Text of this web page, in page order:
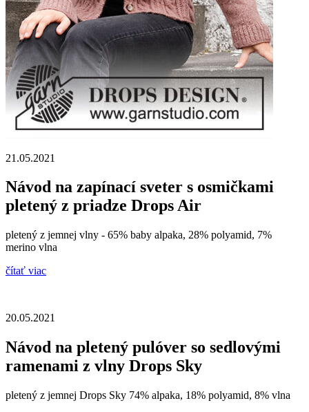
21.05.2021
Návod na zapínací sveter s osmičkami
pletený z priadze Drops Air
pletený z jemnej vlny - 65% baby alpaka, 28% polyamid, 7%
merino vlna
čítať viac
20.05.2021
Návod na pletený pulóver so sedlovými
ramenami z vlny Drops Sky
pletený z jemnej Drops Sky 74% alpaka, 18% polyamid, 8% vlna